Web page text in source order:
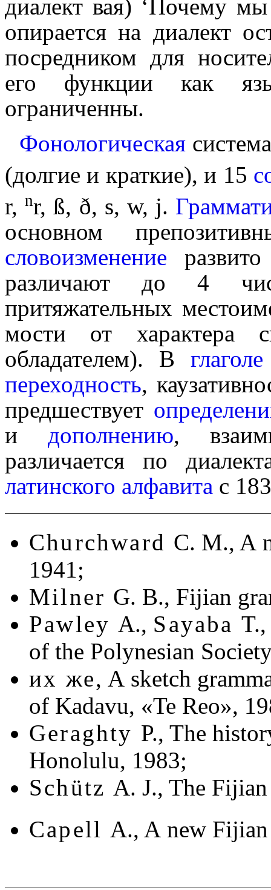
диалект вая) ‘Почему
опирается на диалект
посредником для
его функции как
ограниченны.
Фонологическая
(долгие и краткие), и 15
r,nr, ß, ð, s, w, j.
основном
словоизменение
различают до 4
притяжательных
мо­сти от характера
обладателем). В глаголе
переходность,
предшествует
и дополне­нию,
различается по
латинского алфавита с
Churchward C. M., A
1941;
Milner G. B., Fijian
Pawley A., Sayaba
of the Polynesian
их же, A sketch
of Kadavu, «Te Reo»,
Geraghty P., The
Honolulu, 1983;
Schütz A. J., The
Capell A., A new